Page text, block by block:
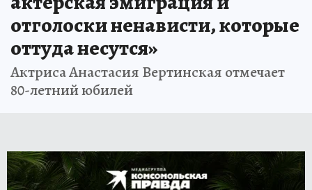
отголоски ненависти, которые
оттуда несутся»
Актриса Анастасия Вертинская отмечает
80-летний юбилей